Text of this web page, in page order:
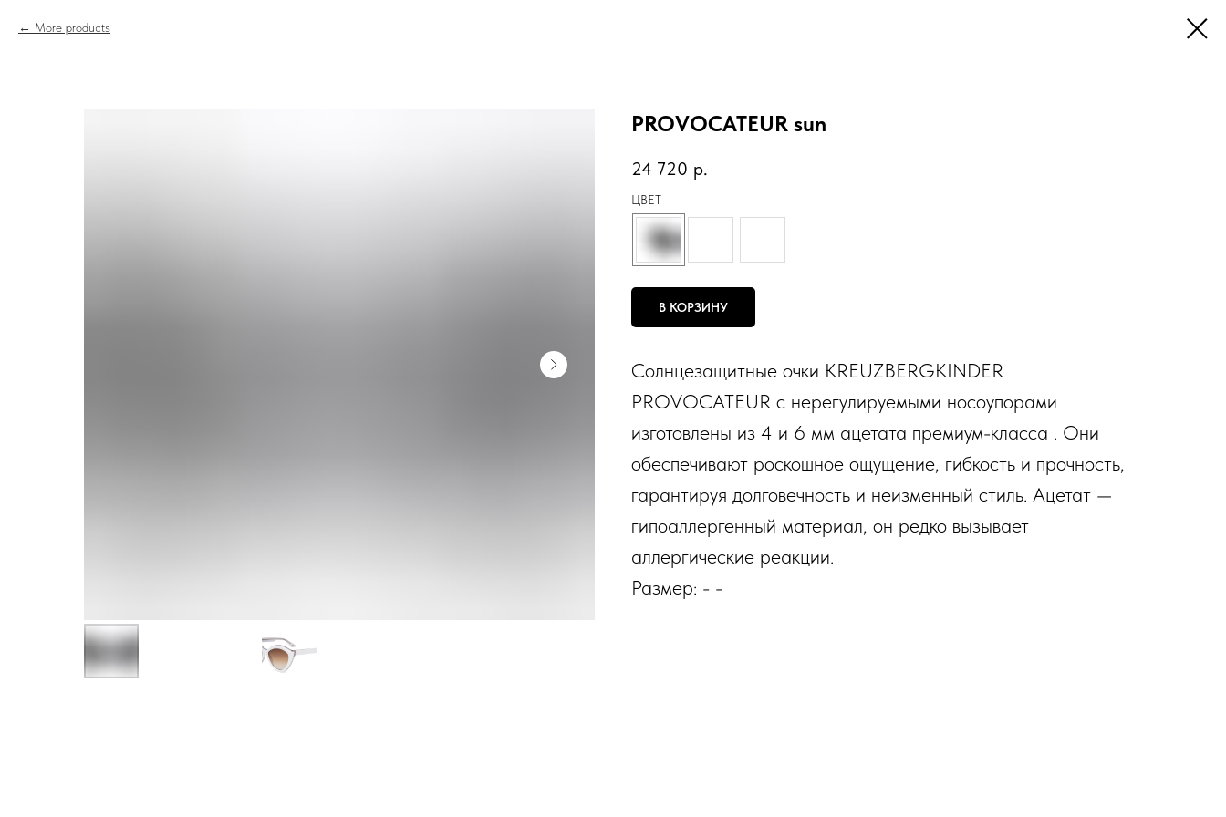
More products
PROVOCATEUR sun
24 720 р.
ЦВЕТ
В КОРЗИНУ
Солнцезащитные очки KREUZBERGKINDER
PROVOCATEUR с нерегулируемыми носоупорами
изготовлены из 4 и 6 мм ацетата премиум-класса . Они
обеспечивают роскошное ощущение, гибкость и прочность,
гарантируя долговечность и неизменный стиль. Ацетат —
гипоаллергенный материал, он редко вызывает
аллергические реакции.
Размер: - -